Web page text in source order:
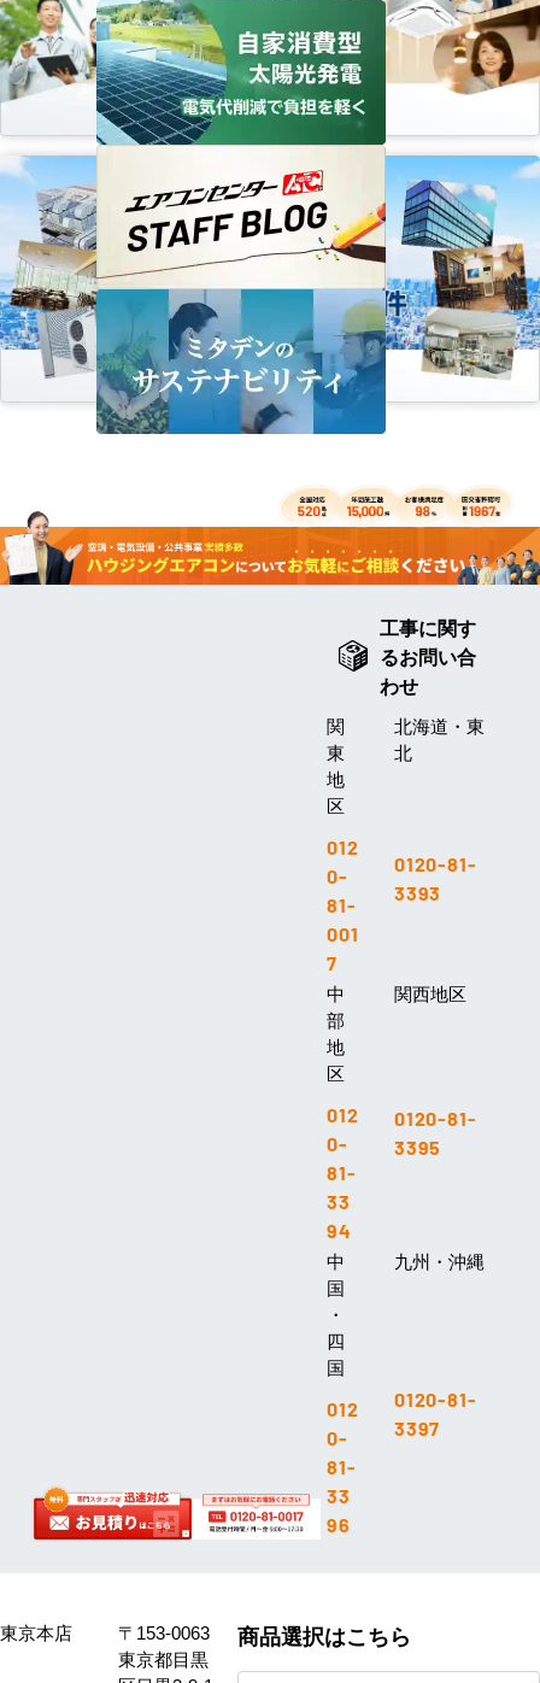
工事に関す
るお問い合
わせ
関
東
地
区
012
0-
81-
001
7
北海道・東
北
0120-81-
3393
中
部
地
区
012
0-
81-
33
94
関西地区
0120-81-
3395
中
国
・
四
国
012
0-
81-
33
96
九州・沖縄
0120-81-
3397
東京本店
〒153-0063
東京都目黒
商品選択はこちら